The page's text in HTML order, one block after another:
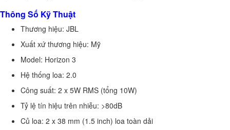
Thông Số Kỹ Thuật
Thương hiệu: JBL
Xuất xứ thương hiệu: Mỹ
Model: Horizon 3
Hệ thống loa: 2.0
Công suất: 2 x 5W RMS (tổng 10W)
Tỷ lệ tín hiệu trên nhiễu: >80dB
Củ loa: 2 x 38 mm (1.5 inch) loa toàn dải